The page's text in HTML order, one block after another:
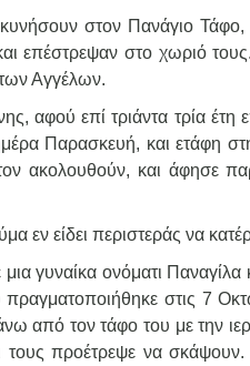
στον Πανάγιο Τάφο,
επέστρεψαν στο χωριό
Αγγέλων.
αφού επί τριάντα τρία έτη
Παρασκευή, και ετάφη
ακολουθούν, και άφησε
εν είδει περιστεράς να
γυναίκα ονόματι Παναγίλα
στις 7
από τον τάφο του με την
προέτρεψε να σκάψουν.